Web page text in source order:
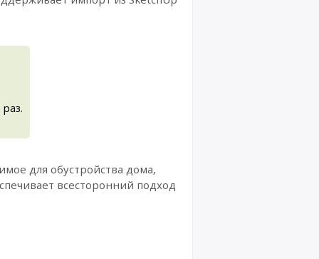
для обустройства дома,
всесторонний подход